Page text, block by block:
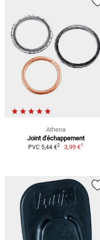
Athena
Joint d'échappement
PVC 5,44 €2 3,99 €1